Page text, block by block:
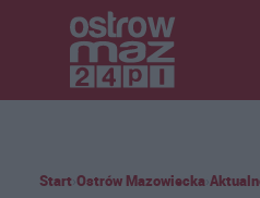
Start Ostrów Mazowiecka